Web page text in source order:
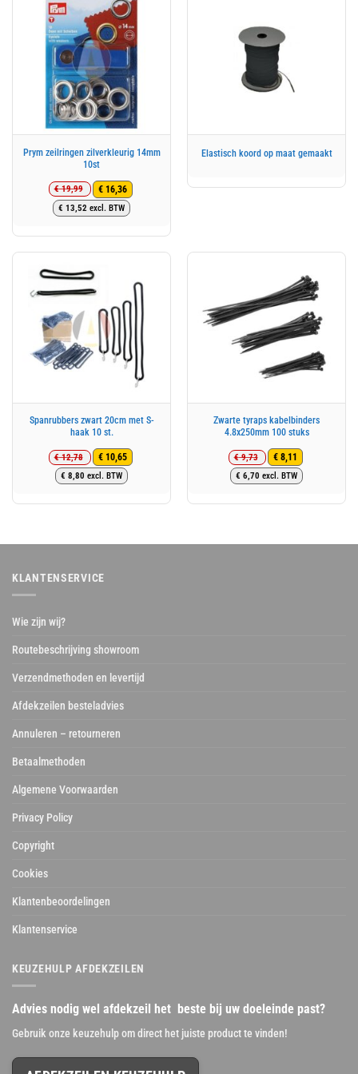
Prym zeilringen zilverkleurig 14mm
10st
€19,99
Oorspronkelijke
prijs
€ 19,99.
€ 16,36
Huidige
prijs
€ 16,36.
€ 13,52 excl. BTW
Elastisch koord op maat gemaakt
Spanrubbers zwart 20cm met S-
haak 10 st.
€12,78
Oorspronkelijke
prijs
€ 12,78.
€ 10,65
Huidige
prijs
€ 10,65.
€ 8,80 excl. BTW
Zwarte tyraps kabelbinders
4.8x250mm 100 stuks
€9,73
Oorspronkelijke
prijs
€ 9,73.
€ 8,11
Huidige
prijs
€ 8,11.
€ 6,70 excl. BTW
KLANTENSERVICE
Wie zijn wij?
Routebeschrijving showroom
Verzendmethoden en levertijd
Afdekzeilen besteladvies
Annuleren – retourneren
Betaalmethoden
Algemene Voorwaarden
Privacy Policy
Copyright
Cookies
Klantenbeoordelingen
Klantenservice
KEUZEHULP AFDEKZEILEN
Advies nodig wel afdekzeil het beste bij uw doeleinde past?
Gebruik onze keuzehulp om direct het juiste product te vinden!